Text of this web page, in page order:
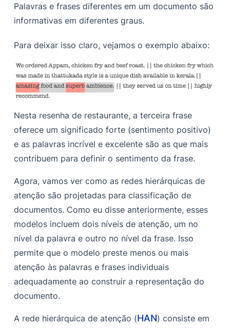
Palavras e frases diferentes em um documento são
informativas em diferentes graus.
Para deixar isso claro, vejamos o exemplo abaixo:
Nesta resenha de restaurante, a terceira frase
oferece um significado forte (sentimento positivo)
e as palavras incrível e excelente são as que mais
contribuem para definir o sentimento da frase.
Agora, vamos ver como as redes hierárquicas de
atenção são projetadas para classificação de
documentos. Como eu disse anteriormente, esses
modelos incluem dois níveis de atenção, um no
nível da palavra e outro no nível da frase. Isso
permite que o modelo preste menos ou mais
atenção às palavras e frases individuais
adequadamente ao construir a representação do
documento.
A rede hierárquica de atenção (HAN) consiste em